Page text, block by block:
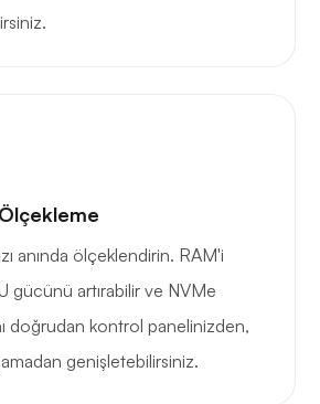
anında ölçeklendirin. RAM'i
gücünü artırabilir ve NVMe
doğrudan kontrol panelinizden,
genişletebilirsiniz.